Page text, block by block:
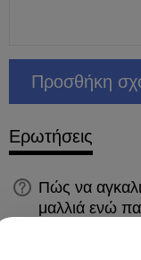
Ερωτήσεις
Πώς να
μαλλιά ενώ
Ποια είναι